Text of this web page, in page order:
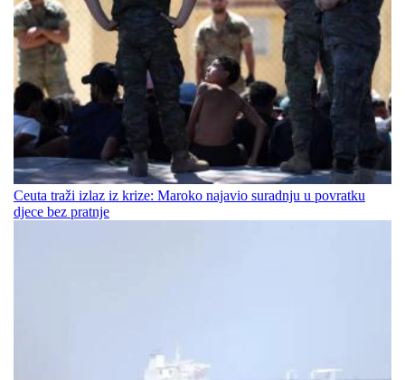
Ceuta traži izlaz iz krize: Maroko najavio suradnju u povratku
djece bez pratnje